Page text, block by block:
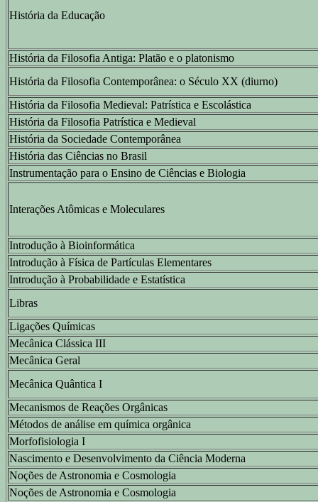
História da Educação
História da Filosofia Antiga: Platão e o platonismo
História da Filosofia Contemporânea: o Século XX (diurno)
História da Filosofia Medieval: Patrística e Escolástica
História da Filosofia Patrística e Medieval
História da Sociedade Contemporânea
História das Ciências no Brasil
Instrumentação para o Ensino de Ciências e Biologia
Interações Atômicas e Moleculares
Introdução à Bioinformática
Introdução à Física de Partículas Elementares
Introdução à Probabilidade e Estatística
Libras
Ligações Químicas
Mecânica Clássica III
Mecânica Geral
Mecânica Quântica I
Mecanismos de Reações Orgânicas
Métodos de análise em química orgânica
Morfofisiologia I
Nascimento e Desenvolvimento da Ciência Moderna
Noções de Astronomia e Cosmologia
Noções de Astronomia e Cosmologia